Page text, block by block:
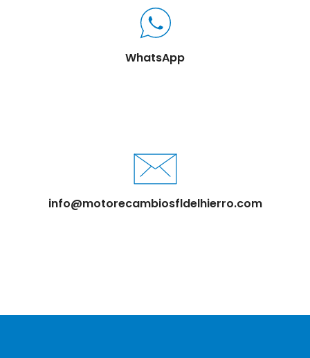
WhatsApp
info@motorecambiosfldelhierro.com